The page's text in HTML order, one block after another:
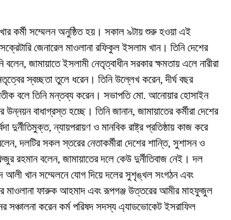
কর্মী সম্মেলন অনুষ্ঠিত হয়। সকাল ৯টায় শুরু হওয়া এই
জেনারেল মাওলানা রফিকুল ইসলাম খান। তিনি দেশের
বলেন, জামায়াতে ইসলামী নেতৃত্বাধীন সরকার ক্ষমতায় এলে নারীরা
স্বচ্ছতা তুলে ধরেন। তিনি উল্লেখ করেন, দীর্ঘ বছর
প্রতীক বলে তিনি মন্তব্য করেন। সভাপতি মো. আনোয়ার হোসাইন
বাধাগ্রস্ত হচ্ছে। তিনি জানান, জামায়াতের কর্মীরা দেশের
ন্যায়পরায়ণ ও মানবিক রাষ্ট্র প্রতিষ্ঠায় কাজ করে
দলটির সকল স্তরের নেতাকর্মীরা দেশের শান্তি, সুশাসন ও
রহমান বলেন, জামায়াতের দলে কেউ দুর্নীতিবাজ নেই। দল
আলী খান সম্মেলনে যোগ দিয়ে দলের সুশৃঙ্খল সংগঠন এবং
মাওলানা ফারুক আহমাদ এবং রূপগঞ্জ উত্তরের আমীর মাহফুজুল
সঞ্চালনা করেন কর্ম পরিষদ সদস্য এ্যাডভোকেট ইসরাফিল